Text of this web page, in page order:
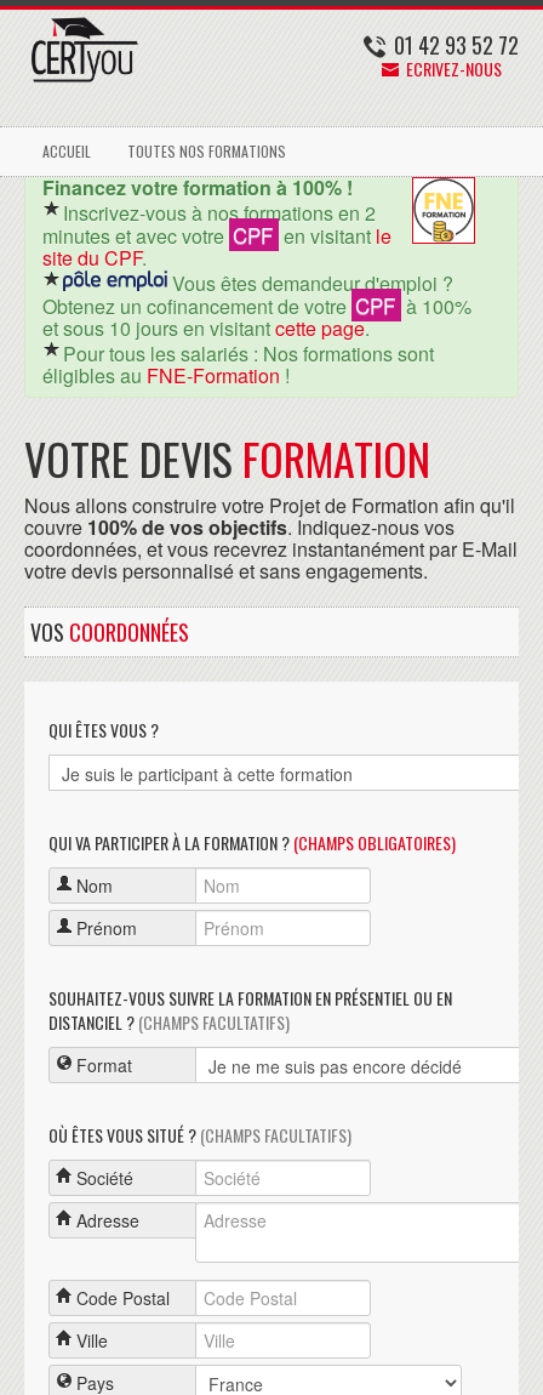
01 42 93 52 72
ECRIVEZ-NOUS
ACCUEIL TOUTES NOS FORMATIONS
Financez votre formation à 100% !
Inscrivez-vous à nos formations en 2
minutes et avec votre CPF en visitant le
site du CPF.
Vous êtes demandeur d'emploi ?
Obtenez un cofinancement de votre CPF à 100%
et sous 10 jours en visitantcette page.
Pour tous les salariés : Nos formations sont
éligibles au FNE-Formation !
VOTRE DEVIS FORMATION
Nous allons construire votre Projet de Formation afin qu'il
couvre 100% de vos objectifs. Indiquez-nous vos
coordonnées, et vous recevrez instantanément par E-Mail
votre devis personnalisé et sans engagements.
VOS COORDONNÉES
QUI ÊTES VOUS ?
QUI VA PARTICIPER À LA FORMATION ?(CHAMPS OBLIGATOIRES)
Nom
Prénom
SOUHAITEZ-VOUS SUIVRE LA FORMATION EN PRÉSENTIEL OU EN
DISTANCIEL ?(CHAMPS FACULTATIFS)
Format
OÙ ÊTES VOUS SITUÉ ?(CHAMPS FACULTATIFS)
Société
Adresse
Code Postal
Ville
Pays